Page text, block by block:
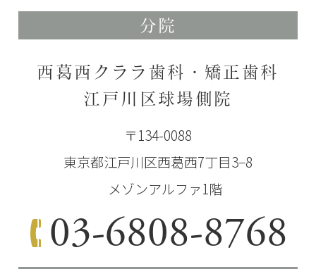
分院
西葛西クララ歯科・矯正歯科
江戸川区球場側院
〒134-0088
東京都江戸川区西葛西7丁目3−8
メゾンアルファ1階
03-6808-8768